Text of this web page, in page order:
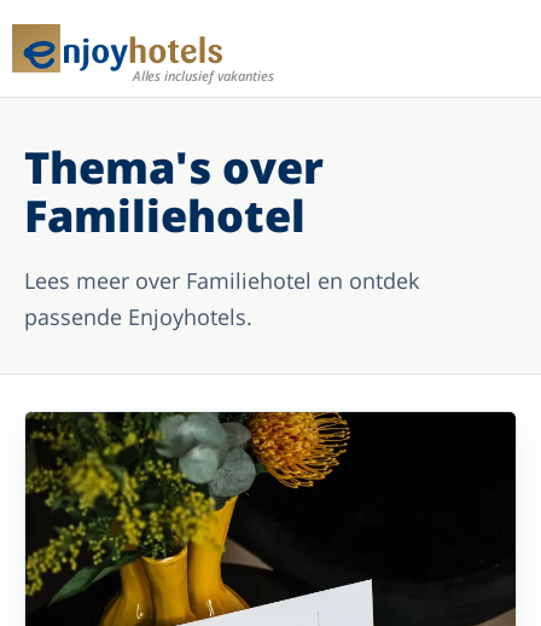
Alles inclusief vakanties
Thema's over
Familiehotel
Lees meer over Familiehotel en ontdek
passende Enjoyhotels.